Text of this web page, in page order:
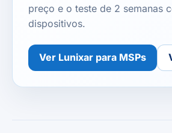
preço e o teste de 2 semanas
dispositivos.
Ver Lunixar para MSPs